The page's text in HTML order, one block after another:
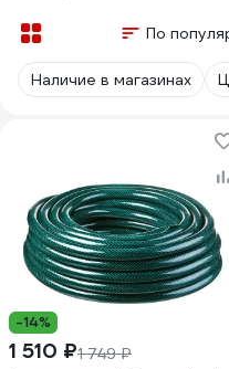
По
Наличие в магазинах
-14%
1 510 ₽1 749 ₽